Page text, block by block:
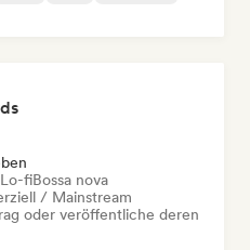
fiBossa nova
/ Mainstream
oder veröffentliche deren